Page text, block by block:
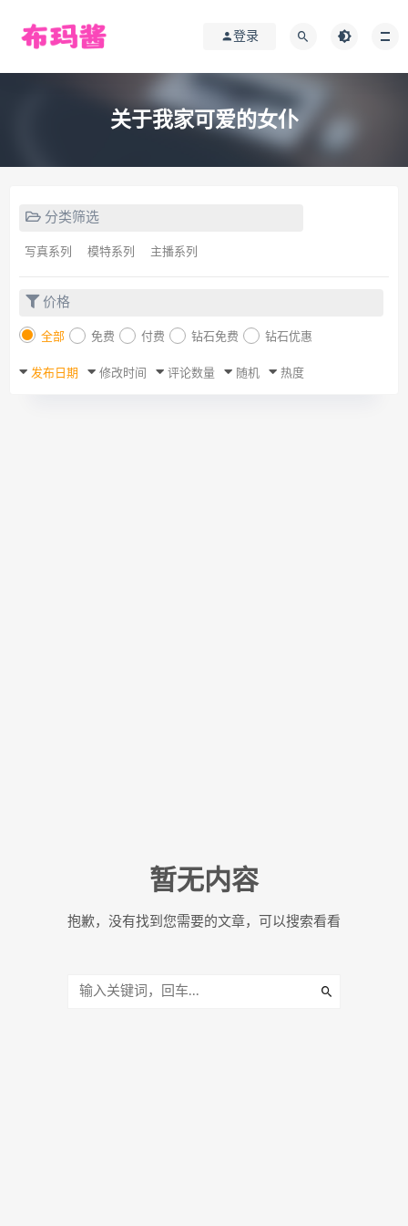
登录
关于我家可爱的女仆
分类筛选
写真系列 模特系列 主播系列
价格
全部 免费 付费 钻石免费 钻石优惠
发布日期 修改时间 评论数量 随机 热度
暂无内容
抱歉，没有找到您需要的文章，可以搜索看看